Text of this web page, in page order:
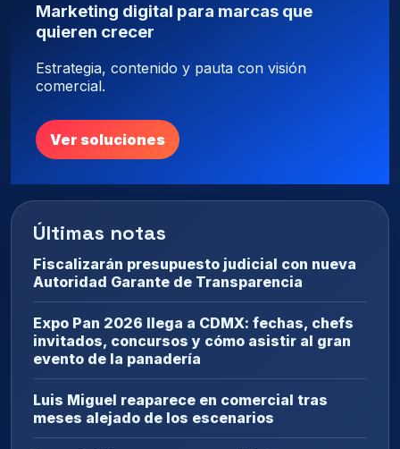
Marketing digital para marcas que
quieren crecer
Estrategia, contenido y pauta con visión
comercial.
Ver soluciones
Últimas notas
Fiscalizarán presupuesto judicial con nueva
Autoridad Garante de Transparencia
Expo Pan 2026 llega a CDMX: fechas, chefs
invitados, concursos y cómo asistir al gran
evento de la panadería
Luis Miguel reaparece en comercial tras
meses alejado de los escenarios